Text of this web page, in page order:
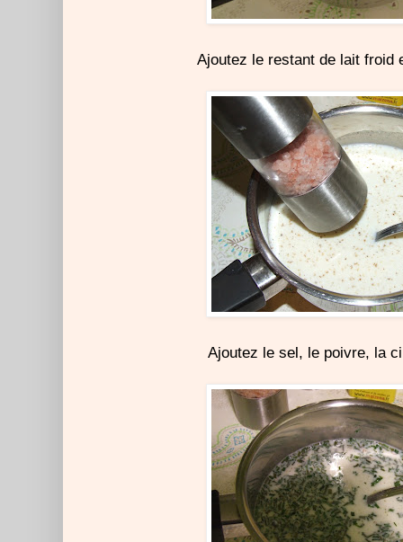
Ajoutez le restant de lait froid
Ajoutez le sel, le poivre, la